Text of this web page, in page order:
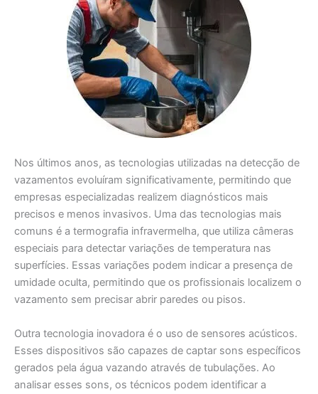
Nos últimos anos, as tecnologias utilizadas na detecção de
vazamentos evoluíram significativamente, permitindo que
empresas especializadas realizem diagnósticos mais
precisos e menos invasivos. Uma das tecnologias mais
comuns é a termografia infravermelha, que utiliza câmeras
especiais para detectar variações de temperatura nas
superfícies. Essas variações podem indicar a presença de
umidade oculta, permitindo que os profissionais localizem o
vazamento sem precisar abrir paredes ou pisos.
Outra tecnologia inovadora é o uso de sensores acústicos.
Esses dispositivos são capazes de captar sons específicos
gerados pela água vazando através de tubulações. Ao
analisar esses sons, os técnicos podem identificar a